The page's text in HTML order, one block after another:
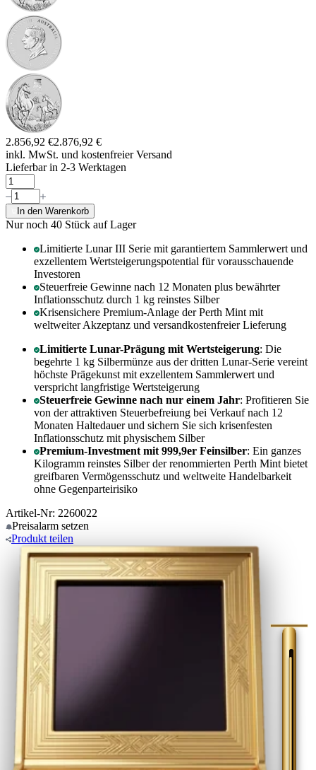
2.856,92 €2.876,92 €
inkl. MwSt. und kostenfreier Versand
Lieferbar in 2-3 Werktagen
In den Warenkorb
Nur noch 40 Stück auf Lager
Limitierte Lunar III Serie mit garantiertem Sammlerwert und
exzellentem Wertsteigerungspotential für vorausschauende
Investoren
Steuerfreie Gewinne nach 12 Monaten plus bewährter
Inflationsschutz durch 1 kg reinstes Silber
Krisensichere Premium-Anlage der Perth Mint mit
weltweiter Akzeptanz und versandkostenfreier Lieferung
Limitierte Lunar-Prägung mit Wertsteigerung: Die
begehrte 1 kg Silbermünze aus der dritten Lunar-Serie vereint
höchste Prägekunst mit exzellentem Sammlerwert und
verspricht langfristige Wertsteigerung
Steuerfreie Gewinne nach nur einem Jahr: Profitieren Sie
von der attraktiven Steuerbefreiung bei Verkauf nach 12
Monaten Haltedauer und sichern Sie sich krisenfesten
Inflationsschutz mit physischem Silber
Premium-Investment mit 999,9er Feinsilber: Ein ganzes
Kilogramm reinstes Silber der renommierten Perth Mint bietet
greifbaren Vermögensschutz und weltweite Handelbarkeit
ohne Gegenparteirisiko
Artikel-Nr: 2260022
Preisalarm setzen
Produkt teilen